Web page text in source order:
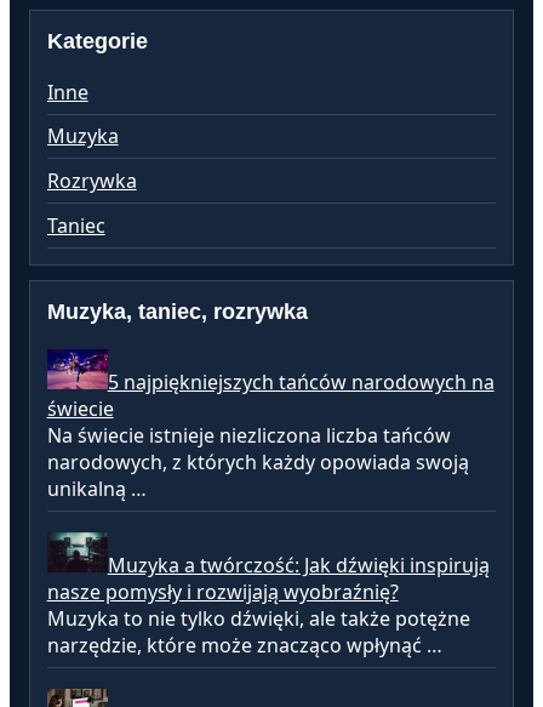
Kategorie
Inne
Muzyka
Rozrywka
Taniec
Muzyka, taniec, rozrywka
5 najpiękniejszych tańców narodowych na
świecie
Na świecie istnieje niezliczona liczba tańców
narodowych, z których każdy opowiada swoją
unikalną …
Muzyka a twórczość: Jak dźwięki inspirują
nasze pomysły i rozwijają wyobraźnię?
Muzyka to nie tylko dźwięki, ale także potężne
narzędzie, które może znacząco wpłynąć …